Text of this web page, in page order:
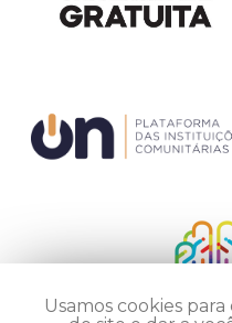
Usamos cookies